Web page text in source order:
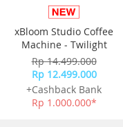
xBloom Studio Coffee
Machine - Twilight
Rp 14.499.000
Rp 12.499.000
+Cashback Bank
Rp 1.000.000*